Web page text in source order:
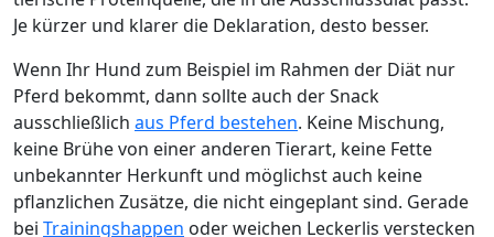
Je kürzer und klarer die Deklaration, desto besser.
Wenn Ihr Hund zum Beispiel im Rahmen der Diät nur
Pferd bekommt, dann sollte auch der Snack
ausschließlich aus Pferd bestehen. Keine Mischung,
keine Brühe von einer anderen Tierart, keine Fette
unbekannter Herkunft und möglichst auch keine
pflanzlichen Zusätze, die nicht eingeplant sind. Gerade
bei Trainingshappen oder weichen Leckerlis verstecken